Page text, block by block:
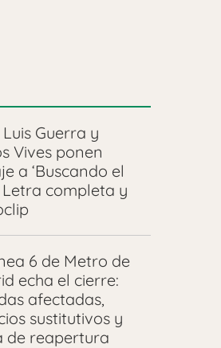
"SIENTO CELOS"
Guerra y
Vives ponen
a ‘Buscando el
Letra completa y
6 de Metro de
echa el cierre:
afectadas,
sustitutivos y
de reapertura